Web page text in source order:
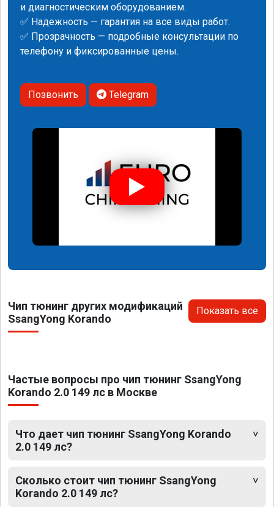
и диагностическим оборудованием.
✅ Надежность — гарантия на все виды работ.
✅ Прозрачность — подробные консультации по
телефону и фиксированные цены.
Позвонить Telegram
Чип тюнинг других модификаций
SsangYong Korando
Показать все
Частые вопросы про чип тюнинг SsangYong
Korando 2.0 149 лс в Москве
Что дает чип тюнинг SsangYong Korando
2.0 149 лс?
Сколько стоит чип тюнинг SsangYong
Korando 2.0 149 лс?